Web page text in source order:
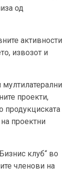
од
активности
извозот и
проекти,
продукциската
проектни
клуб“ во
членови на